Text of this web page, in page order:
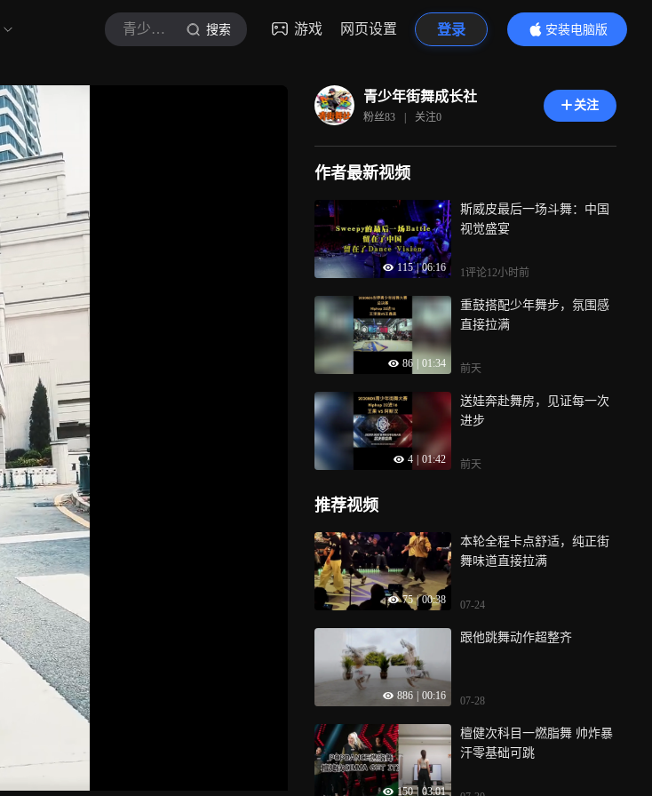
青少年街舞成长社 搜索 游戏 网页设置 登录
安装电脑版
内容更精彩
青少年街舞成长社
粉丝83 | 关注0
关注
作者最新视频
115 | 06:16
斯威皮最后一场斗舞：中国
视觉盛宴
1评论12小时前
86 01:34
重鼓搭配少年舞步，氛围感
直接拉满
前天
4 01:42
送娃奔赴舞房，见证每一次
进步
前天
推荐视频
75 | 00:38
本轮全程卡点舒适，纯正街
舞味道直接拉满
07-24
886 00:16
跟他跳舞动作超整齐
07-28
150 | 03:01
檀健次科目一燃脂舞 帅炸暴
汗零基础可跳